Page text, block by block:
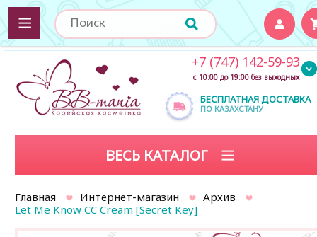
БЕСПЛАТНАЯ ДОСТАВКА
ПО КАЗАХСТАНУ
+7 (747) 142-59-93
с 10:00 до 19:00 без выходных
ВЕСЬ КАТАЛОГ
Главная Интернет-магазин
Архив
Let Me Know CC Cream [Secret Key]